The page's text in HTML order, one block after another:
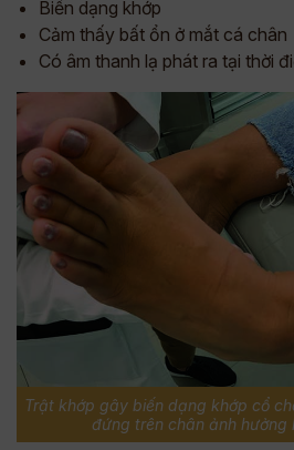
Biến dạng khớp
Cảm thấy bất ổn ở mắt cá chân
Có âm thanh lạ phát ra tại thời
Trật khớp gây biến dạng khớp cổ
đứng trên chân ảnh hưởng